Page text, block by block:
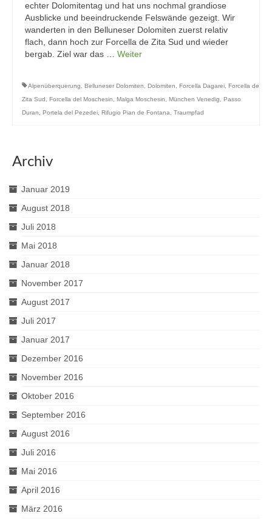
echter Dolomitentag und hat uns nochmal grandiose
Ausblicke und beeindruckende Felswände gezeigt. Wir
wanderten in den Belluneser Dolomiten zuerst relativ
flach, dann hoch zur Forcella de Zita Sud und wieder
bergab. Ziel war das … Weiter
Alpenüberquerung, Belluneser Dolomiten, Dolomiten, Forcella Dagarei, Forcella de
Zita Sud, Forcella del Moschesin, Malga Moschesin, München Venedig, Passo
Duran, Portela del Pezedei, Rifugio Pian de Fontana, Traumpfad
Archiv
Januar 2019
August 2018
Juli 2018
Mai 2018
Januar 2018
November 2017
August 2017
Juli 2017
Januar 2017
Dezember 2016
November 2016
Oktober 2016
September 2016
August 2016
Juli 2016
Mai 2016
April 2016
März 2016